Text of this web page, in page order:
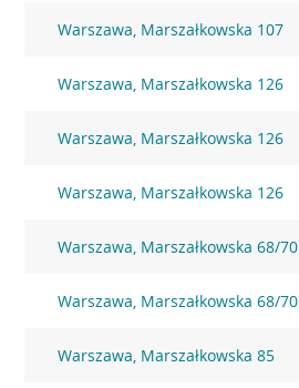
Warszawa, Marszałkowska 107
Warszawa, Marszałkowska 126
Warszawa, Marszałkowska 126
Warszawa, Marszałkowska 126
Warszawa, Marszałkowska 68/70
Warszawa, Marszałkowska 68/70
Warszawa, Marszałkowska 85